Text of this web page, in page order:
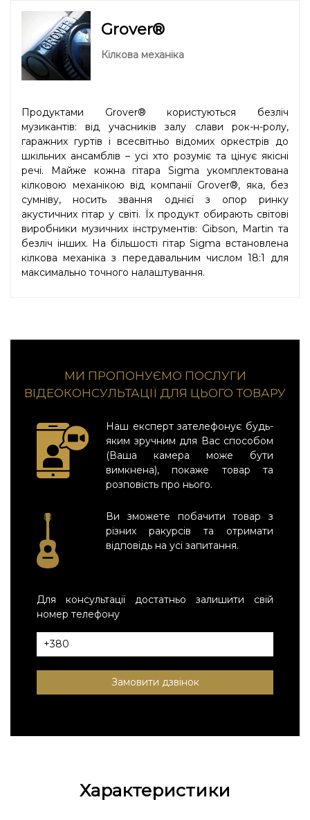
Grover®
Кілкова механіка
Продуктами Grover® користуються безліч
музикантів: від учасників залу слави рок-н-ролу,
гаражних гуртів і всесвітньо відомих оркестрів до
шкільних ансамблів – усі хто розуміє та цінує якісні
речі. Майже кожна гітара Sigma укомплектована
кілковою механікою від компанії Grover®, яка, без
сумніву, носить звання однієї з опор ринку
акустичних гітар у світі. Їх продукт обирають світові
виробники музичних інструментів: Gibson, Martin та
безліч інших. На більшості гітар Sigma встановлена
кілкова механіка з передавальним числом 18:1 для
максимально точного налаштування.
МИ ПРОПОНУЄМО ПОСЛУГИ
ВІДЕОКОНСУЛЬТАЦІЇ ДЛЯ ЦЬОГО ТОВАРУ
Наш експерт зателефонує будь-
яким зручним для Вас способом
(Ваша камера може бути
вимкнена), покаже товар та
розповість про нього.
Ви зможете побачити товар з
різних ракурсів та отримати
відповідь на усі запитання.
Для консультації достатньо залишити свій
номер телефону
Замовити дзвінок
Характеристики